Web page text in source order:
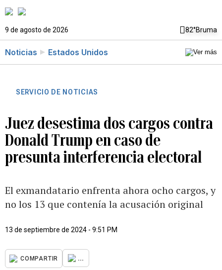
9 de agosto de 2026 82°Bruma
Noticias Estados Unidos
SERVICIO DE NOTICIAS
Juez desestima dos cargos contra
Donald Trump en caso de
presunta interferencia electoral
El exmandatario enfrenta ahora ocho cargos, y
no los 13 que contenía la acusación original
13 de septiembre de 2024 - 9:51 PM
COMPARTIR ...